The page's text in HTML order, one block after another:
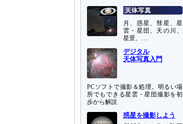
月、惑星、彗星、星
雲・星団、天の川、
星景、…
デジタル
天体写真入門
PCソフトで撮影＆処理。明るい場
所でもできる星雲・星団撮影を初
歩から解説
惑星を撮影しよう